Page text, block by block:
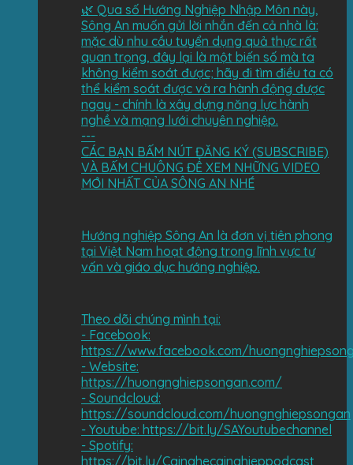
🌿 Qua số Hướng Nghiệp Nhập Môn này,
Sông An muốn gửi lời nhắn đến cả nhà là:
mặc dù nhu cầu tuyển dụng quả thực rất
quan trọng, đây lại là một biến số mà ta
không kiểm soát được; hãy đi tìm điều ta có
thể kiểm soát được và ra hành động được
ngay - chính là xây dựng năng lực hành
nghề và mạng lưới chuyên nghiệp.
---
CÁC BẠN BẤM NÚT ĐĂNG KÝ (SUBSCRIBE)
VÀ BẤM CHUÔNG ĐỂ XEM NHỮNG VIDEO
MỚI NHẤT CỦA SÔNG AN NHÉ
Hướng nghiệp Sông An là đơn vị tiên phong
tại Việt Nam hoạt động trong lĩnh vực tư
vấn và giáo dục hướng nghiệp.
Theo dõi chúng mình tại:
- Facebook:
https://www.facebook.com/
- Website:
https://huongnghiepsongan.com/
- Soundcloud:
https://soundcloud.com/huongnghiepsongan
- Youtube: https://bit.ly/SAYoutubechannel
- Spotify:
https://bit.ly/Cainghecainghieppodcast